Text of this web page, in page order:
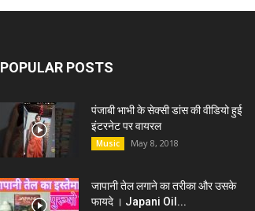
POPULAR POSTS
पंजाबी भाभी के सेक्सी डांस की वीडियो हुई
इंटरनेट पर वायरल
Music May 8, 2018
जापानी तेल लगाने का तरीका और उसके
फायदे । Japani Oil...